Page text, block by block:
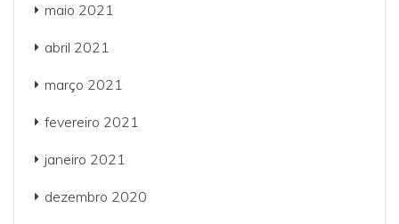
maio 2021
abril 2021
março 2021
fevereiro 2021
janeiro 2021
dezembro 2020